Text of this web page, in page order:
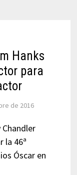
Hanks
para
de 2016
la 46ª
Óscar en